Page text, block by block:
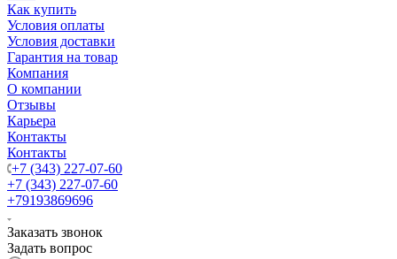
Как купить
Условия оплаты
Условия доставки
Гарантия на товар
Компания
О компании
Отзывы
Карьера
Контакты
Контакты
+7 (343) 227-07-60
+7 (343) 227-07-60
+79193869696
Заказать звонок
Задать вопрос